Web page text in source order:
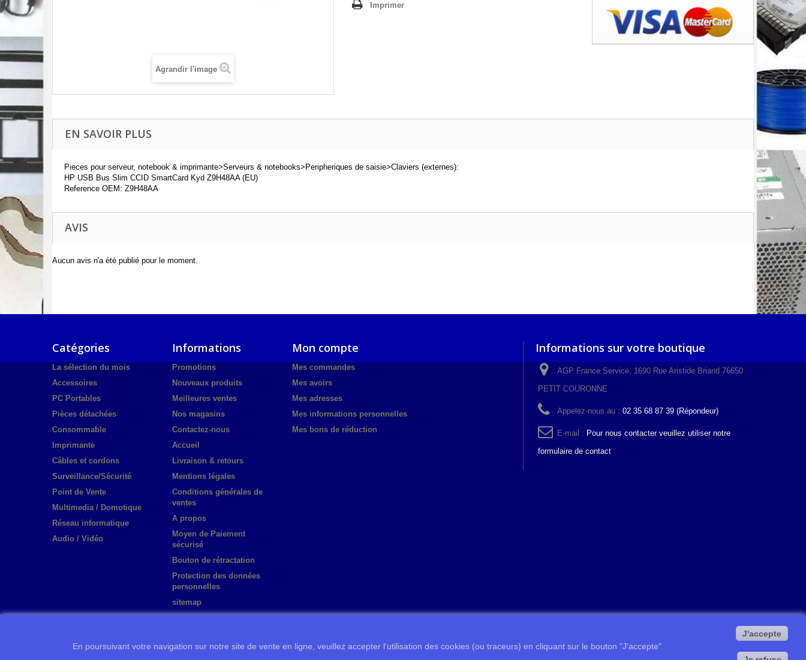
Agrandir l'image
Imprimer
EN SAVOIR PLUS
Pieces pour serveur, notebook & imprimante>Serveurs & notebooks>Peripheriques de saisie>Claviers (externes):
HP USB Bus Slim CCID SmartCard Kyd Z9H48AA (EU)
Reference OEM: Z9H48AA
AVIS
Aucun avis n'a été publié pour le moment.
Catégories
La sélection du mois
Accessoires
PC Portables
Pièces détachées
Consommable
Imprimante
Câbles et cordons
Surveillance/Sécurité
Point de Vente
Multimedia / Domotique
Réseau informatique
Audio / Vidéo
Informations
Promotions
Nouveaux produits
Meilleures ventes
Nos magasins
Contactez-nous
Accueil
Livraison & retours
Mentions légales
Conditions générales de
ventes
A propos
Moyen de Paiement
sécurisé
Bouton de rétractation
Protection des données
personnelles
sitemap
Mon compte
Mes commandes
Mes avoirs
Mes adresses
Mes informations personnelles
Mes bons de réduction
Informations sur votre boutique
AGP France Service, 1690 Rue Aristide Briand 76650
PETIT COURONNE
Appelez-nous au : 02 35 68 87 39 (Répondeur)
E-mail : Pour nous contacter veuillez utiliser notre
formulaire de contact
En poursuivant votre navigation sur notre site de vente en ligne, veuillez accepter l’utilisation des cookies (ou traceurs) en cliquant sur le bouton "J'accepte"
J'accepte